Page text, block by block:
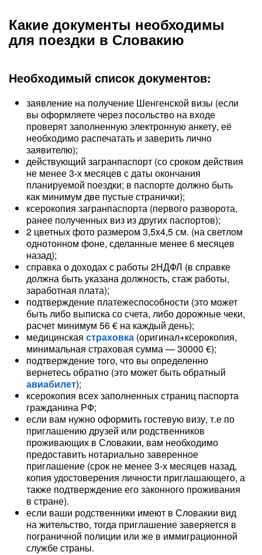
Какие документы необходимы
для поездки в Словакию
Необходимый список документов:
заявление на получение Шенгенской визы (если
вы оформляете через посольство на входе
проверят заполненную электронную анкету, её
необходимо распечатать и заверить лично
заявителю);
действующий загранпаспорт (со сроком действия
не менее 3-х месяцев с даты окончания
планируемой поездки; в паспорте должно быть
как минимум две пустые странички);
ксерокопия загранпаспорта (первого разворота,
ранее полученных виз из других паспортов);
2 цветных фото размером 3,5x4,5 см. (на светлом
однотонном фоне, сделанные менее 6 месяцев
назад);
справка о доходах с работы 2НДФЛ (в справке
должна быть указана должность, стаж работы,
заработная плата);
подтверждение платежеспособности (это может
быть либо выписка со счета, либо дорожные чеки,
расчет минимум 56 € на каждый день);
медицинская страховка (оригинал+ксерокопия,
минимальная страховая сумма — 30000 €);
подтверждение того, что вы определенно
вернетесь обратно (это может быть обратный
авиабилет);
ксерокопия всех заполненных страниц паспорта
гражданина РФ;
если вам нужно оформить гостевую визу, т.е по
приглашению друзей или родственников
проживающих в Словакии, вам необходимо
предоставить нотариально заверенное
приглашение (срок не менее 3-х месяцев назад,
копия удостоверения личности приглашающего, а
также подтверждение его законного проживания
в стране).
если ваши родственники имеют в Словакии вид
на жительство, тогда приглашение заверяется в
пограничной полиции или же в иммиграционной
службе страны.